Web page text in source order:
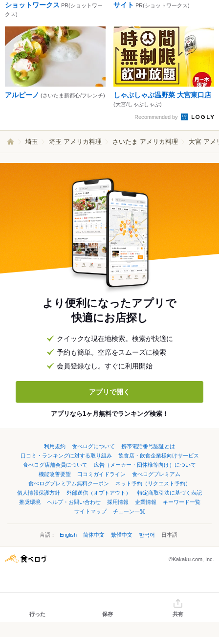
ショットワークス PR(ショットワー
クス)
サイト PR(ショットワークス)
アルピーノ (さいたま新都心/フレンチ) しゃぶしゃぶ温野菜 大宮東口店
(大宮/しゃぶしゃぶ)
Recommended by
埼玉 埼玉 アメリカ料理 さいたま アメリカ料理 大宮 アメ
より便利になったアプリで
快適にお店探し
クイックな現在地検索。検索が快適に
予約も簡単。空席をスムーズに検索
会員登録なし。すぐに利用開始
アプリで開く
アプリなら1ヶ月無料でランキング検索！
利用規約 食べログについて
携帯電話番号認証とは
口コミ・ランキングに対する取り組み
飲食店・飲食企業様向けサービス
食べログ店舗会員について
広告（メーカー・団体様等向け）について
機能改善要望
口コミガイドライン
食べログプレミアム
食べログプレミアム無料クーポン
ネット予約（リクエスト予約）
個人情報保護方針
外部送信（オプトアウト）
特定商取引法に基づく表記
推奨環境
ヘルプ・お問い合わせ 採用情報 企業情報
キーワード一覧
サイトマップ
チェーン一覧
言語： English 简体中文 繁體中文 한국어 日本語
©Kakaku.com, Inc.
行った 保存 共有